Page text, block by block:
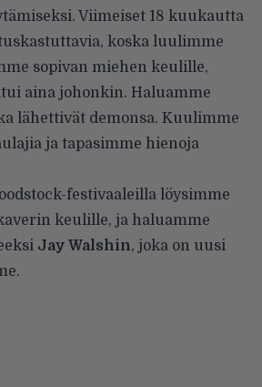
Viimeiset 18 kuukautta
koska luulimme
sopivan miehen keulille,
aina johonkin. Haluamme
lähettivät demonsa. Kuulimme
ja tapasimme hienoja
festivaaleilla löysimme
keulille, ja haluamme
Jay Walshin, joka on uusi